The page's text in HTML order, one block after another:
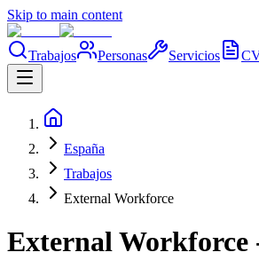
Skip to main content
Trabajos Personas Servicios
España
Trabajos
External Workforce
External Workforce